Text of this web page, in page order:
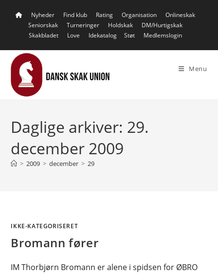
Nyheder Find klub Rating Organisation
Onlineskak
Seniorskak
Turneringer Holdskak
DM/Hurtigskak
Skakbladet
Love Idekatalog Støt Medlemslogin
Menu
Daglige arkiver: 29.
december 2009
> 2009 > december > 29
IKKE-KATEGORISERET
Bromann fører
IM Thorbjørn Bromann er alene i spidsen for ØBRO